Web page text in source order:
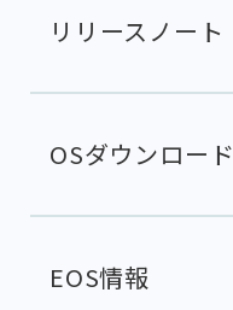
リリースノート
OSダウンロード
EOS情報